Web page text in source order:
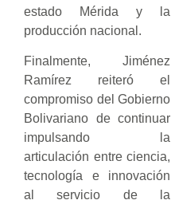
estado Mérida y la
producción nacional.
Finalmente, Jiménez
Ramírez reiteró el
compromiso del Gobierno
Bolivariano de continuar
impulsando la
articulación entre ciencia,
tecnología e innovación
al servicio de la